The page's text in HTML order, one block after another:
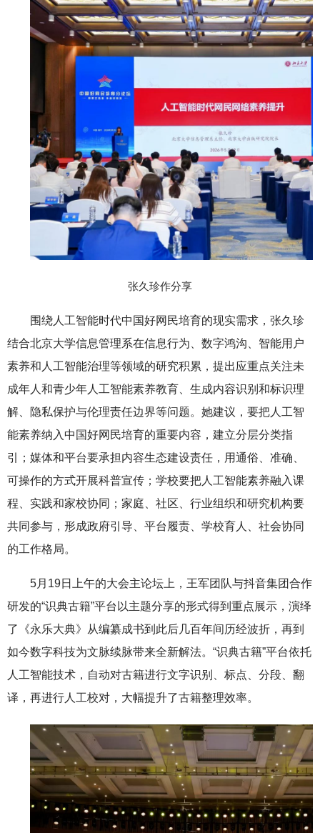
张久珍作分享
围绕人工智能时代中国好网民培育的现实需求，张久珍
结合北京大学信息管理系在信息行为、数字鸿沟、智能用户
素养和人工智能治理等领域的研究积累，提出应重点关注未
成年人和青少年人工智能素养教育、生成内容识别和标识理
解、隐私保护与伦理责任边界等问题。她建议，要把人工智
能素养纳入中国好网民培育的重要内容，建立分层分类指
引；媒体和平台要承担内容生态建设责任，用通俗、准确、
可操作的方式开展科普宣传；学校要把人工智能素养融入课
程、实践和家校协同；家庭、社区、行业组织和研究机构要
共同参与，形成政府引导、平台履责、学校育人、社会协同
的工作格局。
5月19日上午的大会主论坛上，王军团队与抖音集团合作
研发的“识典古籍”平台以主题分享的形式得到重点展示，演绎
了《永乐大典》从编纂成书到此后几百年间历经波折，再到
如今数字科技为文脉续脉带来全新解法。“识典古籍”平台依托
人工智能技术，自动对古籍进行文字识别、标点、分段、翻
译，再进行人工校对，大幅提升了古籍整理效率。